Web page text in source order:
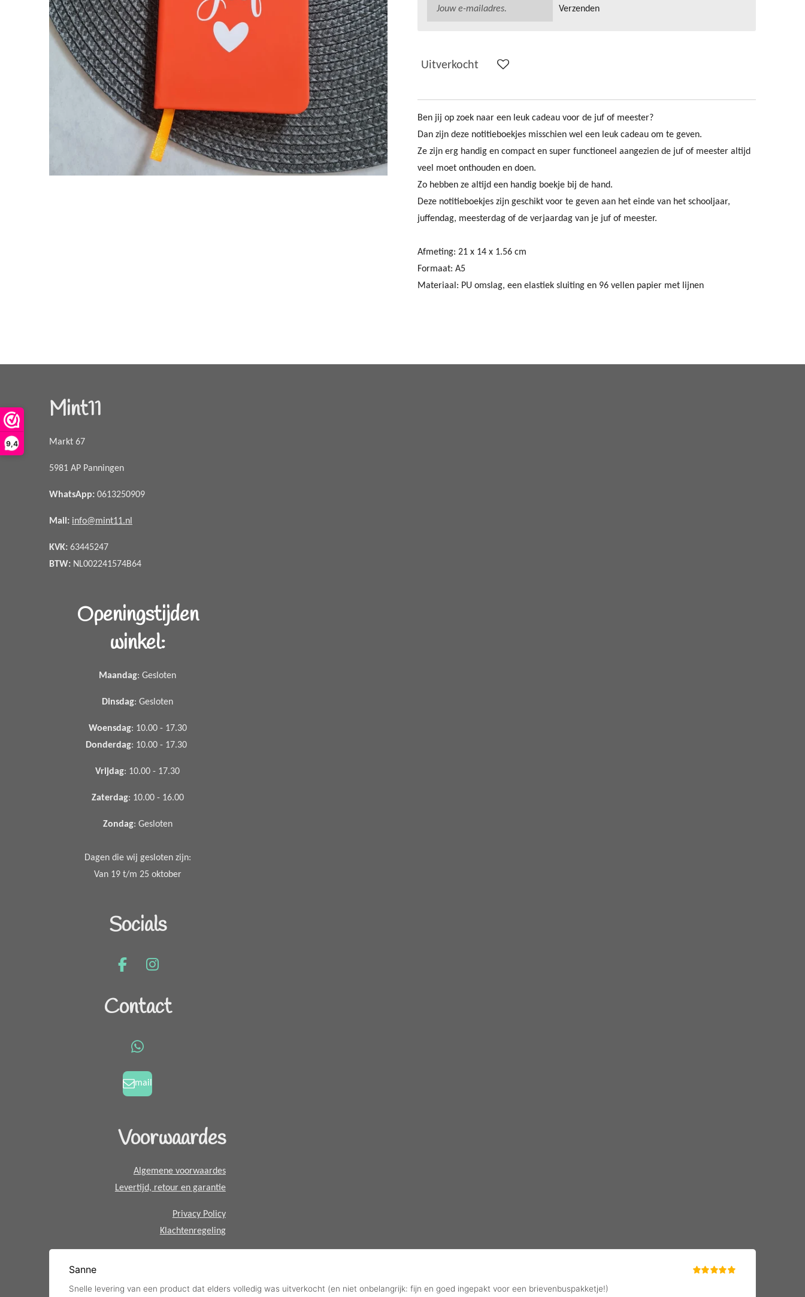
9,4
Verzenden
Uitverkocht
Ben jij op zoek naar een leuk cadeau voor de juf of meester?
Dan zijn deze notitieboekjes misschien wel een leuk cadeau om te geven.
Ze zijn erg handig en compact en super functioneel aangezien de juf of meester altijd
veel moet onthouden en doen.
Zo hebben ze altijd een handig boekje bij de hand.
Deze notitieboekjes zijn geschikt voor te geven aan het einde van het schooljaar,
juffendag, meesterdag of de verjaardag van je juf of meester.
Afmeting: 21 x 14 x 1.56 cm
Formaat: A5
Materiaal: PU omslag, een elastiek sluiting en 96 vellen papier met lijnen
Mint11
Markt 67
5981 AP Panningen
WhatsApp: 0613250909
Mail: info@mint11.nl
KVK: 63445247
BTW: NL002241574B64
Openingstijden
winkel:
Maandag: Gesloten
Dinsdag: Gesloten
Woensdag: 10.00 - 17.30
Donderdag: 10.00 - 17.30
Vrijdag: 10.00 - 17.30
Zaterdag: 10.00 - 16.00
Zondag: Gesloten
Dagen die wij gesloten zijn:
Van 19 t/m 25 oktober
Socials
F
c
e
k
I
s
t
a
Contact
W
a
t
p
mail
Voorwaardes
Algemene voorwaardes
Levertijd, retour en garantie
Privacy Policy
Klachtenregeling